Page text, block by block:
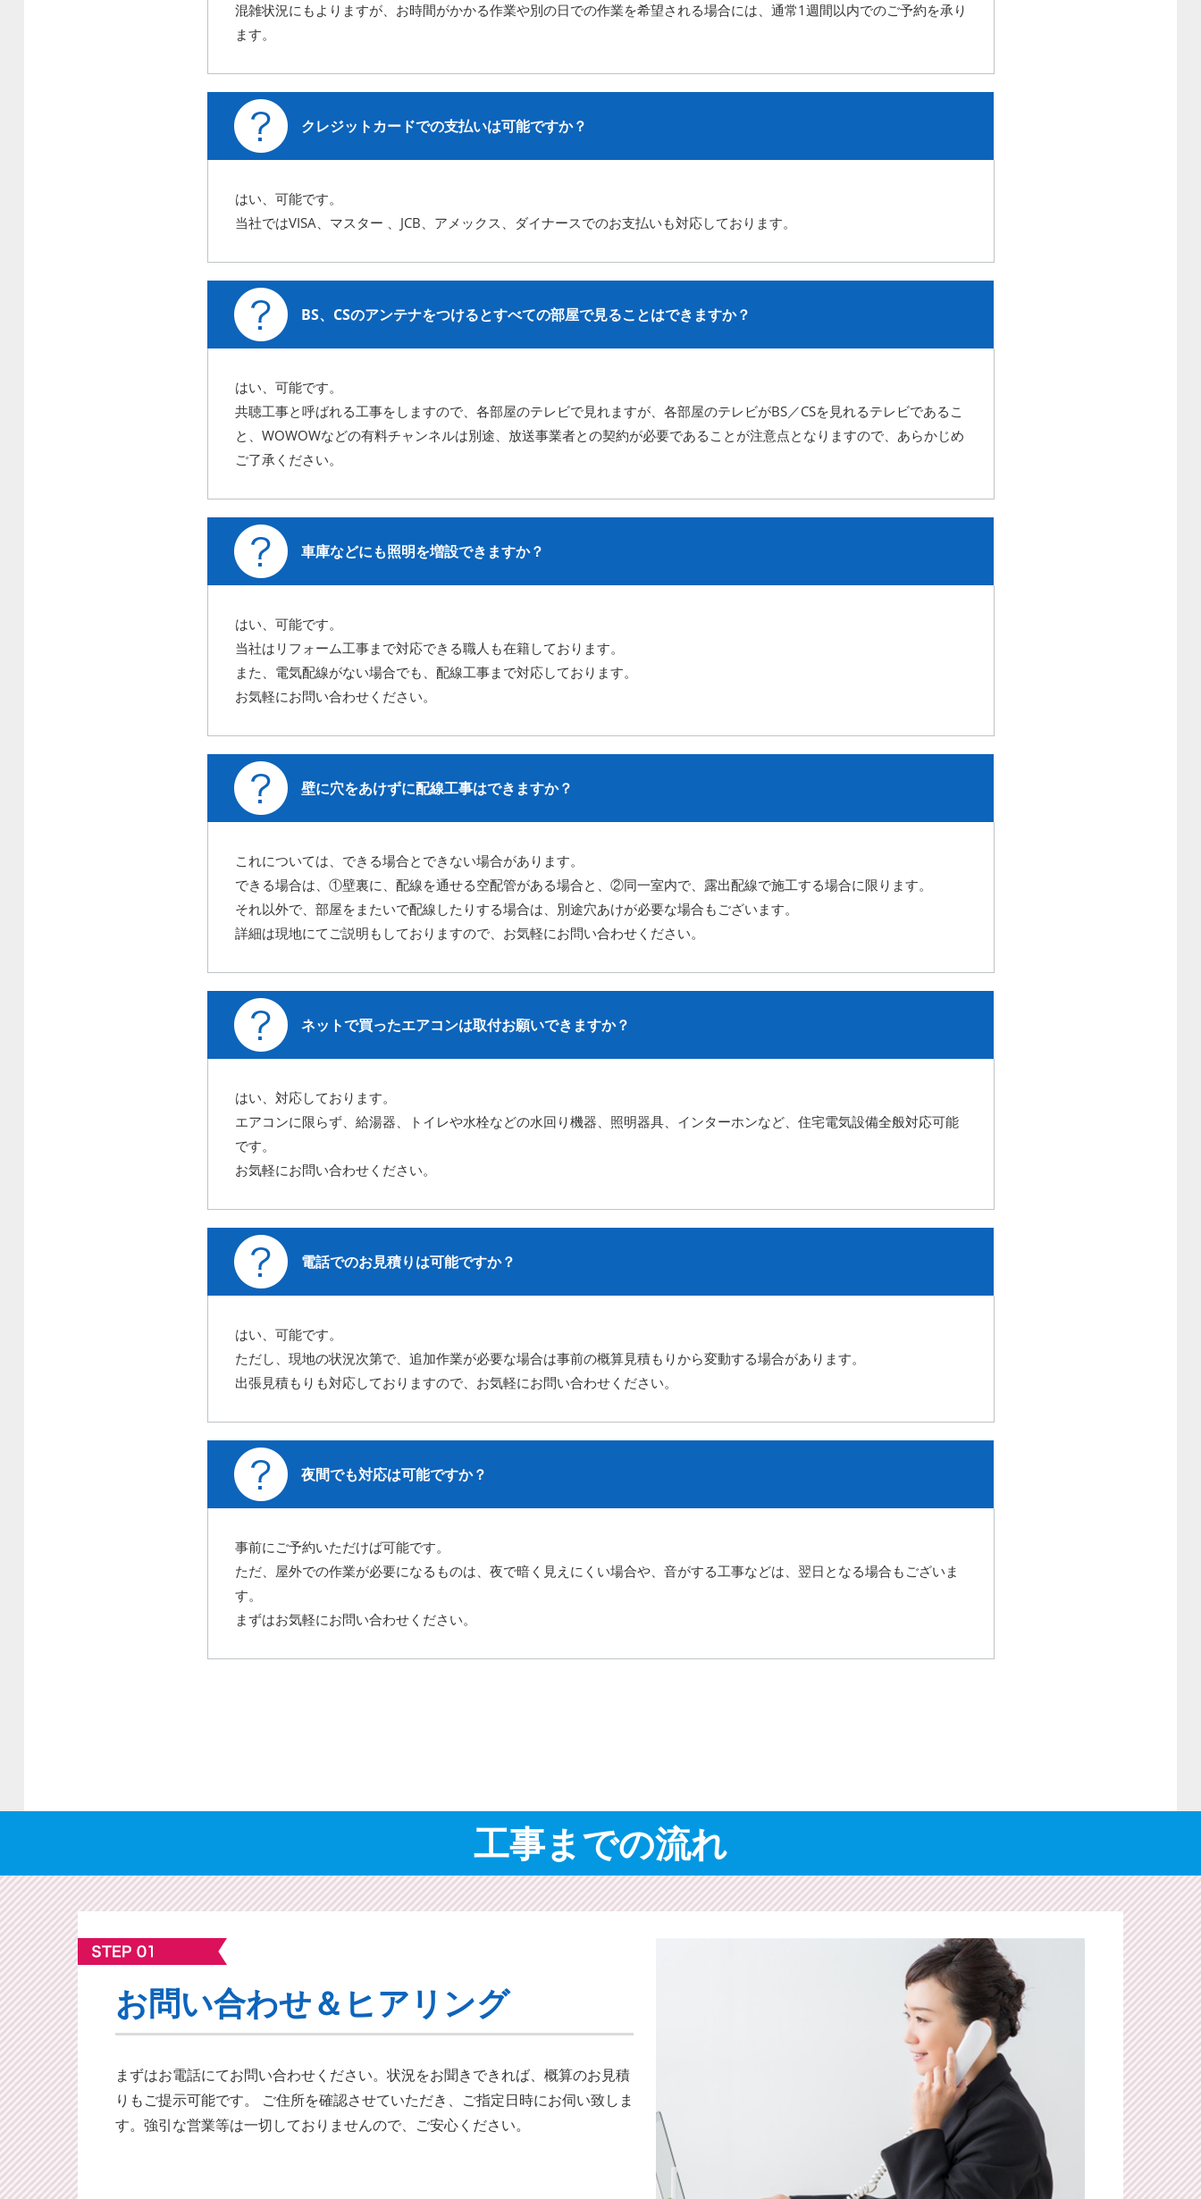
混雑状況にもよりますが、お時間がかかる作業や別の日での作業を希望される場合には、 通常1週間以内でのご予約を承り
ます。
クレジットカードでの支払いは可能ですか？
はい、可能です。
当社ではVISA、マスター 、JCB、アメックス、ダイナースでのお支払いも対応しております。
BS、CSのアンテナをつけるとすべての部屋で見ることはできますか？
はい、可能です。
共聴工事と呼ばれる工事をしますので、各部屋のテレビで見れますが、各部屋のテレビがBS／CSを見れるテレビであるこ
と、WOWOWなどの有料チャンネルは別途、放送事業者との契約が必要であることが注意点となりますので、あらかじめ
ご了承ください。
車庫などにも照明を増設できますか？
はい、可能です。
当社はリフォーム工事まで対応できる職人も在籍しております。
また、電気配線がない場合でも、配線工事まで対応しております。
お気軽にお問い合わせください。
壁に穴をあけずに配線工事はできますか？
これについては、できる場合とできない場合があります。
できる場合は、①壁裏に、配線を通せる空配管がある場合と、②同一室内で、露出配線で施工する場合に限ります。
それ以外で、部屋をまたいで配線したりする場合は、別途穴あけが必要な場合もございます。
詳細は現地にてご説明もしておりますので、お気軽にお問い合わせください。
ネットで買ったエアコンは取付お願いできますか？
はい、対応しております。
エアコンに限らず、給湯器、トイレや水栓などの水回り機器、照明器具、インターホンなど、住宅電気設備全般対応可能
です。
お気軽にお問い合わせください。
電話でのお見積りは可能ですか？
はい、可能です。
ただし、現地の状況次第で、追加作業が必要な場合は事前の概算見積もりから変動する場合があります。
出張見積もりも対応しておりますので、お気軽にお問い合わせください。
夜間でも対応は可能ですか？
事前にご予約いただけば可能です。
ただ、屋外での作業が必要になるものは、夜で暗く見えにくい場合や、音がする工事などは、翌日となる場合もございま
す。
まずはお気軽にお問い合わせください。
工事までの流れ
お問い合わせ＆ヒアリング
まずはお電話にてお問い合わせください。状況をお聞きできれば、概算のお⾒積
りもご提⽰可能です。 ご住所を確認させていただき、ご指定日時にお伺い致しま
す。強引な営業等は一切しておりませんので、ご安心ください。